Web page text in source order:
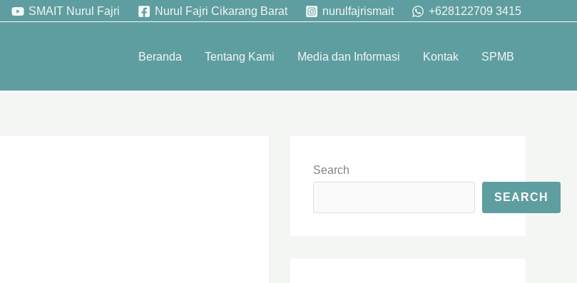
SMAIT Nurul Fajri Nurul Fajri Cikarang Barat nurulfajrismait +628122709 3415
Beranda Tentang Kami Media dan Informasi Kontak SPMB
Search
SEARCH